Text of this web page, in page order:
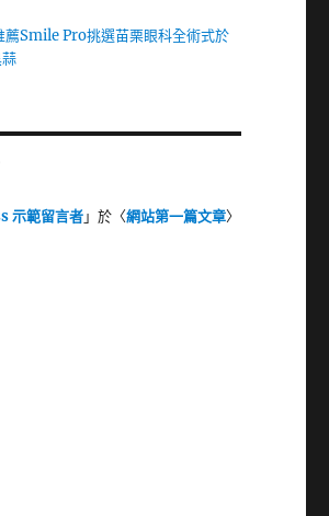
薦Smile Pro挑選苗栗眼科全術式於
示範留言者」於〈網站第一篇文章〉